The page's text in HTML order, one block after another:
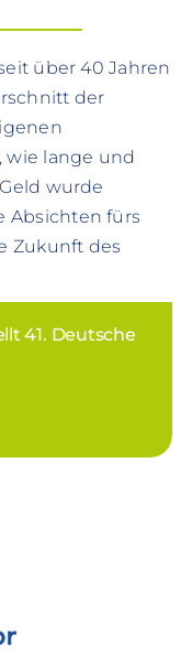
über 40 Jahren
der
wie lange und
wurde
Absichten fürs
Zukunft des
41. Deutsche